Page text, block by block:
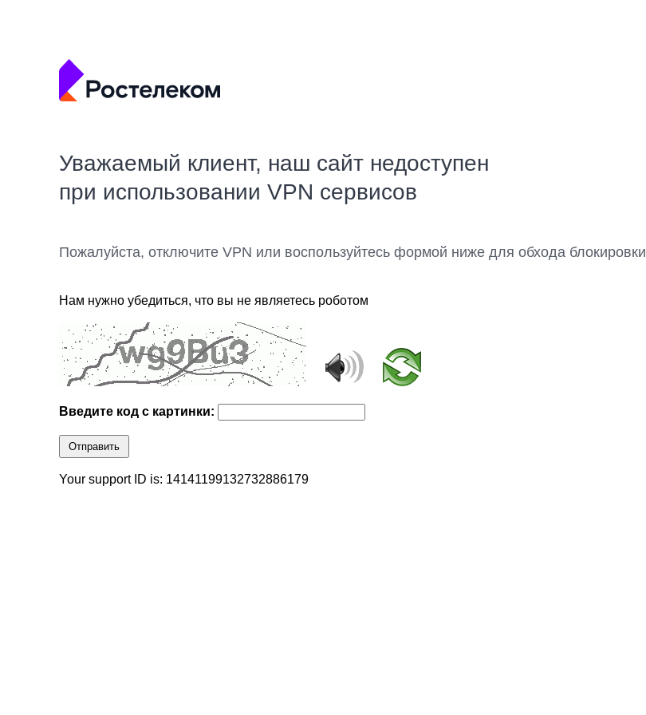
Уважаемый клиент, наш сайт недоступен
при использовании VPN сервисов
Пожалуйста, отключите VPN или воспользуйтесь формой ниже для обхода блокировки
Нам нужно убедиться, что вы не являетесь роботом
Введите код с картинки:
Отправить
Your support ID is: 14141199132732886179